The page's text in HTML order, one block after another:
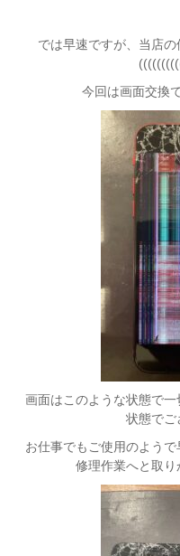
では早速ですが、当店
今回は画面交換
画面はこのような状態で
状態でご
お仕事でもご使用のよう
修理作業へと取り